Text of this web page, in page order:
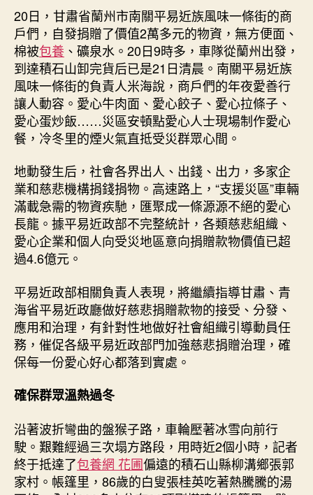
20日，甘肅省蘭州市南關平易近族風味一條街的商
戶們，自發捐贈了價值2萬多元的物資，無方便面、
棉被包養 、礦泉水。20日9時多，車隊從蘭州出發，
到達積石山卸完貨后已是21日清晨。南關平易近族
風味一條街的負責人米海說，商戶們的年夜愛善行
讓人動容。愛心牛肉面、愛心餃子、愛心拉條子、
愛心蛋炒飯……災區安頓點愛心人士現場制作愛心
餐，冷冬里的煙火氣直抵受災群眾心間。
地動發生后，社會各界出人、出錢、出力，多家企
業和慈悲機構捐錢捐物。高速路上，“支援災區”車輛
滿載急需的物資疾馳，匯聚成一條源源不絕的愛心
長龍。據平易近政部不完整統計，各類慈悲組織、
愛心企業和個人向受災地區意向捐贈款物價值已超
過4.6億元。
平易近政部相關負責人表現，將繼續指導甘肅、青
海省平易近政廳做好慈悲捐贈款物的接受、分發、
應用和治理，有針對性地做好社會組織引導動員任
務，催促各級平易近政部門加強慈悲捐贈治理，確
保每一份愛心好心都落到實處。
確保群眾溫熱過冬
沿著波折彎曲的盤猴子路，車輪壓著冰雪向前行
駛。艱難經過三次塌方路段，用時近2個小時，記者
終于抵達了包養網 花圃偏遠的積石山縣柳溝鄉張郭
家村。帳篷里，86歲的白叟張桂英吃著熱騰騰的湯